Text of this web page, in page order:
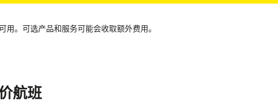
。可选产品和服务可能会收取额外费用。
航班